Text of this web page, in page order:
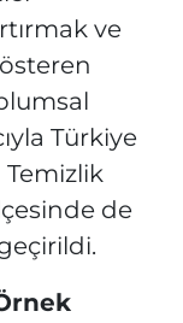
ve
Türkiye
de